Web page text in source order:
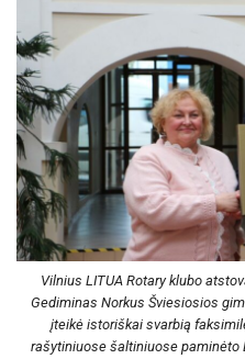
Vilnius LITUA Rotary klubo
Gediminas Norkus Šviesiosios
įteikė istoriškai svarbią
rašytiniuose šaltiniuose paminėto